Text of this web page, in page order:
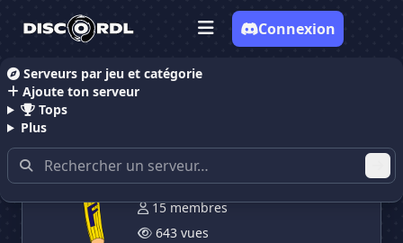
Serveurs par jeu et catégorie
Ajoute ton serveur
Tops
Plus
Connexion
Accueil Serveurs Discord Dessin
15 membres
643 vues